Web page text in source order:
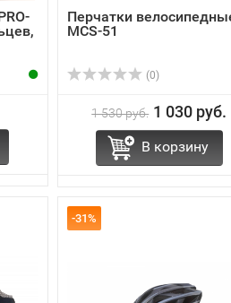
Перчатки
MCS-51
(0)
1 530 руб. 1 030 руб.
В корзину
-31%